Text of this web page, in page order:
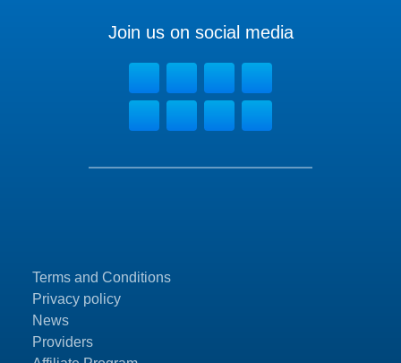
Terms and Conditions
Privacy policy
News
Providers
Join us on social media